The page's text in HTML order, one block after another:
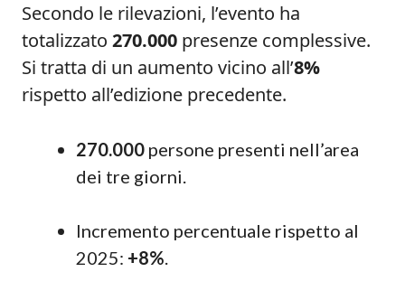
Secondo le rilevazioni, l’evento ha
totalizzato 270.000 presenze complessive.
Si tratta di un aumento vicino all’8%
rispetto all’edizione precedente.
270.000 persone presenti nell’area
dei tre giorni.
Incremento percentuale rispetto al
2025: +8%.